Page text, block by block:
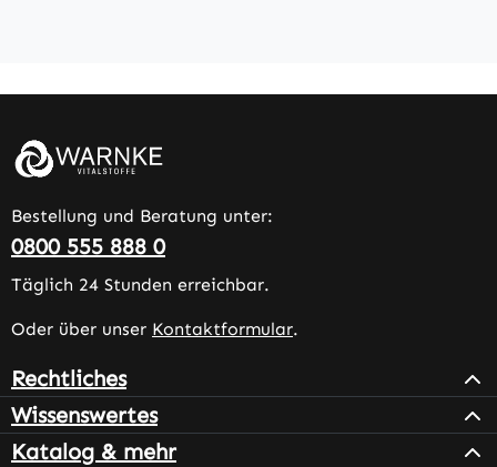
Bestellung und Beratung unter:
0800 555 888 0
Täglich 24 Stunden erreichbar.
Oder über unser Kontaktformular.
Rechtliches
Wissenswertes
Katalog & mehr